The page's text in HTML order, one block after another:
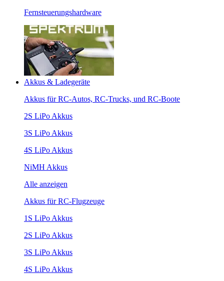
Fernsteuerungshardware
Akkus & Ladegeräte
Akkus für RC-Autos, RC-Trucks, und RC-Boote
2S LiPo Akkus
3S LiPo Akkus
4S LiPo Akkus
NiMH Akkus
Alle anzeigen
Akkus für RC-Flugzeuge
1S LiPo Akkus
2S LiPo Akkus
3S LiPo Akkus
4S LiPo Akkus